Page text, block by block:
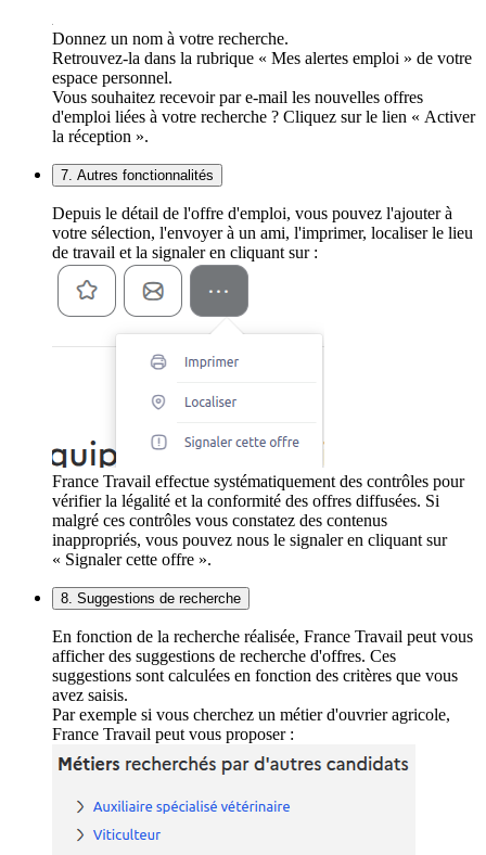
Donnez un nom à votre recherche.
Retrouvez-la dans la rubrique « Mes alertes emploi » de votre
espace personnel.
Vous souhaitez recevoir par e-mail les nouvelles offres
d'emploi liées à votre recherche ? Cliquez sur le lien « Activer
la réception ».
7. Autres fonctionnalités
Depuis le détail de l'offre d'emploi, vous pouvez l'ajouter à
votre sélection, l'envoyer à un ami, l'imprimer, localiser le lieu
de travail et la signaler en cliquant sur :
France Travail effectue systématiquement des contrôles pour
vérifier la légalité et la conformité des offres diffusées. Si
malgré ces contrôles vous constatez des contenus
inappropriés, vous pouvez nous le signaler en cliquant sur
« Signaler cette offre ».
8. Suggestions de recherche
En fonction de la recherche réalisée, France Travail peut vous
afficher des suggestions de recherche d'offres. Ces
suggestions sont calculées en fonction des critères que vous
avez saisis.
Par exemple si vous cherchez un métier d'ouvrier agricole,
France Travail peut vous proposer :